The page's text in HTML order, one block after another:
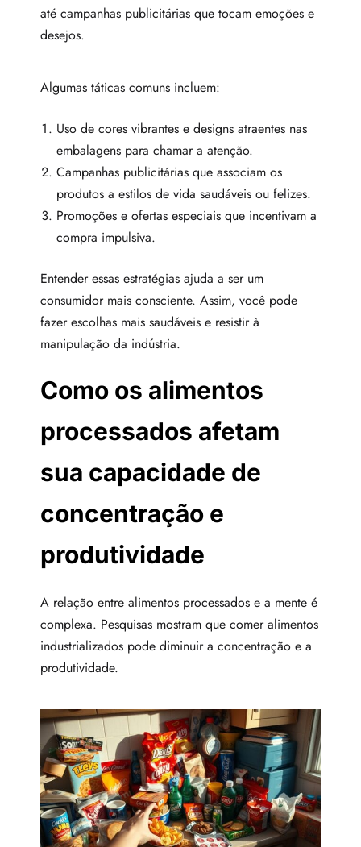
até campanhas publicitárias que tocam emoções e
desejos.
Algumas táticas comuns incluem:
Uso de cores vibrantes e designs atraentes nas
embalagens para chamar a atenção.
Campanhas publicitárias que associam os
produtos a estilos de vida saudáveis ou felizes.
Promoções e ofertas especiais que incentivam a
compra impulsiva.
Entender essas estratégias ajuda a ser um
consumidor mais consciente. Assim, você pode
fazer escolhas mais saudáveis e resistir à
manipulação da indústria.
Como os alimentos
processados afetam
sua capacidade de
concentração e
produtividade
A relação entre alimentos processados e a mente é
complexa. Pesquisas mostram que comer alimentos
industrializados pode diminuir a concentração e a
produtividade.